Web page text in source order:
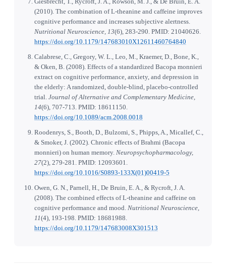
(2010). The combination of L-theanine and caffeine improves
cognitive performance and increases subjective alertness.
Nutritional Neuroscience, 13(6), 283-290. PMID: 21040626.
https://doi.org/10.1179/147683010X12611460764840
Calabrese, C., Gregory, W. L., Leo, M., Kraemer, D., Bone, K.,
& Oken, B. (2008). Effects of a standardized Bacopa monnieri
extract on cognitive performance, anxiety, and depression in
the elderly: A randomized, double-blind, placebo-controlled
trial. Journal of Alternative and Complementary Medicine,
14(6), 707-713. PMID: 18611150.
https://doi.org/10.1089/acm.2008.0018
Roodenrys, S., Booth, D., Bulzomi, S., Phipps, A., Micallef, C.,
& Smoker, J. (2002). Chronic effects of Brahmi (Bacopa
monnieri) on human memory. Neuropsychopharmacology,
27(2), 279-281. PMID: 12093601.
https://doi.org/10.1016/S0893-133X(01)00419-5
Owen, G. N., Parnell, H., De Bruin, E. A., & Rycroft, J. A.
(2008). The combined effects of L-theanine and caffeine on
cognitive performance and mood. Nutritional Neuroscience,
11(4), 193-198. PMID: 18681988.
https://doi.org/10.1179/147683008X301513